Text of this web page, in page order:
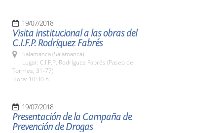
19/07/2018
Visita institucional a las obras del
C.I.F.P. Rodríguez Fabrés
Salamanca (Salamanca)
Lugar: C.I.F.P. Rodríguez Fabrés (Paseo del
Tormes, 31-77)
Hora: 10:30 h.
19/07/2018
Presentación de la Campaña de
Prevención de Drogas